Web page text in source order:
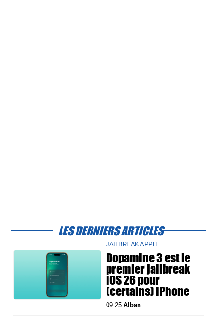
LES DERNIERS ARTICLES
JAILBREAK APPLE
Dopamine 3 est le
premier jailbreak
iOS 26 pour
(certains) iPhone
09:25Alban